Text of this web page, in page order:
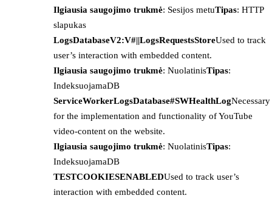
Ilgiausia saugojimo trukmė: Sesijos metuTipas: HTTP
slapukas
LogsDatabaseV2:V#||LogsRequestsStoreUsed to track
user’s interaction with embedded content.
Ilgiausia saugojimo trukmė: NuolatinisTipas:
IndeksuojamaDB
ServiceWorkerLogsDatabase#SWHealthLogNecessary
for the implementation and functionality of YouTube
video-content on the website.
Ilgiausia saugojimo trukmė: NuolatinisTipas:
IndeksuojamaDB
TESTCOOKIESENABLEDUsed to track user’s
interaction with embedded content.